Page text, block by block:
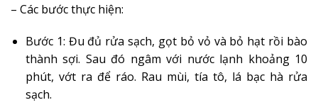
– Các bước thực hiện:
Bước 1: Đu đủ rửa sạch, gọt bỏ vỏ và bỏ hạt rồi bào
thành sợi. Sau đó ngâm với nước lạnh khoảng 10
phút, vớt ra để ráo. Rau mùi, tía tô, lá bạc hà rửa
sạch.